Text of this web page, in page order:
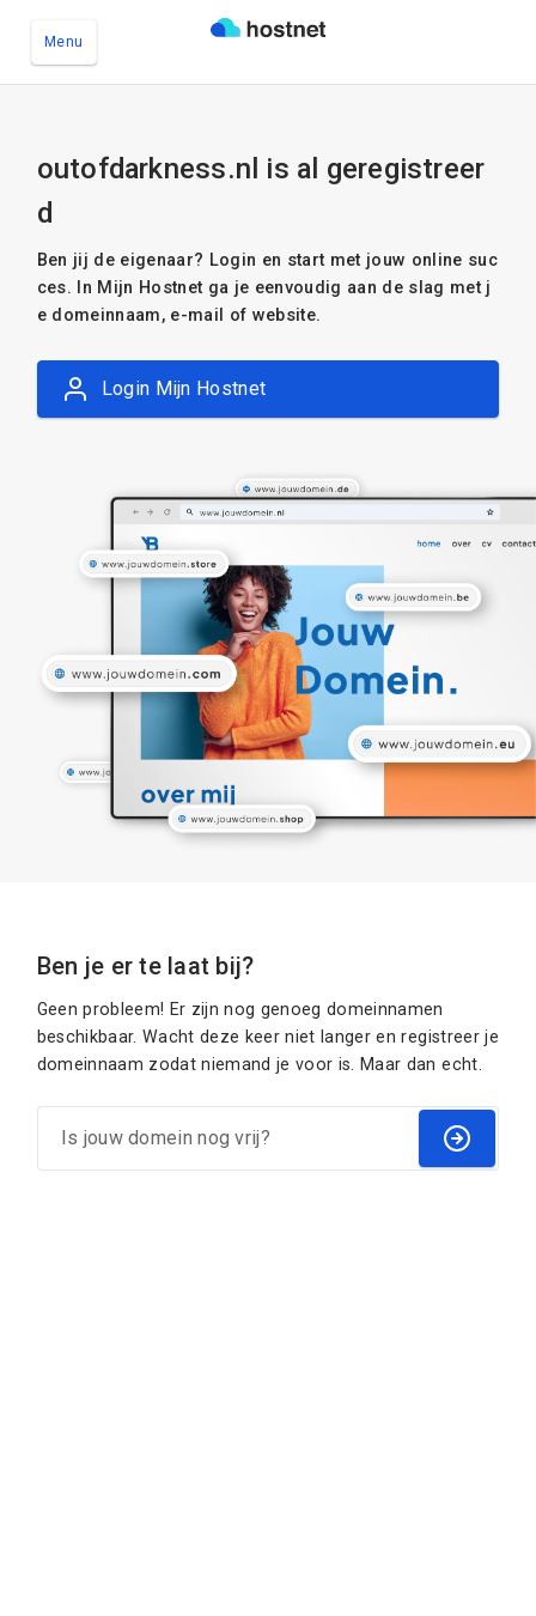
Menu
outofdarkness.nl is al geregistreer
d
Ben jij de eigenaar? Login en start met jouw online suc
ces. In Mijn Hostnet ga je eenvoudig aan de slag met j
e domeinnaam, e-mail of website.
Login Mijn Hostnet
Ben je er te laat bij?
Geen probleem! Er zijn nog genoeg domeinnamen
beschikbaar. Wacht deze keer niet langer en registreer je
domeinnaam zodat niemand je voor is. Maar dan echt.